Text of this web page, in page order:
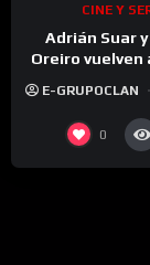
CINE Y
Adrián Suar
Oreiro
“Yo,
E-GRUPOCLAN
0